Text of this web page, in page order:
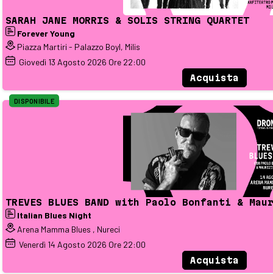
SARAH JANE MORRIS & SOLIS STRING QUARTET
Forever Young
Piazza Martiri - Palazzo Boyl, Milis
Giovedì 13 Agosto 2026 Ore 22:00
Acquista
TREVES BLUES BAND with Paolo Bonfanti &
Italian Blues Night
Arena Mamma Blues , Nureci
Venerdì 14 Agosto 2026 Ore 22:00
DISPONIBILE
Acquista